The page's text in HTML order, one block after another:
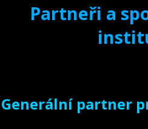
Partneři a
Generální partner